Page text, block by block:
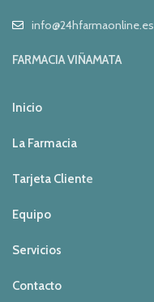
info@24hfarmaonline.es
FARMACIA VIÑAMATA
Inicio
La Farmacia
Tarjeta Cliente
Equipo
Servicios
Contacto